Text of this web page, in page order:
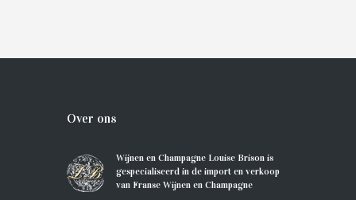
Over ons
Wijnen en Champagne Louise Brison is
gespecialiseerd in de import en verkoop
van Franse Wijnen en Champagne